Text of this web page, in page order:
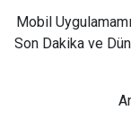
Mobil
Son Dakika ve